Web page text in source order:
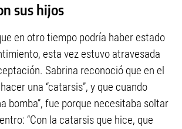
sus hijos
en otro tiempo podría haber estado
esta vez estuvo atravesada
Sabrina reconoció que en el
una “catarsis”, y que cuando
bomba”, fue porque necesitaba soltar
“Con la catarsis que hice, que